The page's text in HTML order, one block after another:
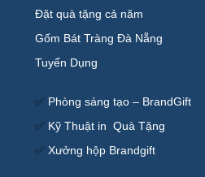
Đặt quà tặng cả năm
Gốm Bát Tràng Đà Nẵng
Tuyển Dụng
✅ Phòng sáng tạo – BrandGift
✅ Kỹ Thuật in Quà Tặng
✅ Xưởng hộp Brandgift